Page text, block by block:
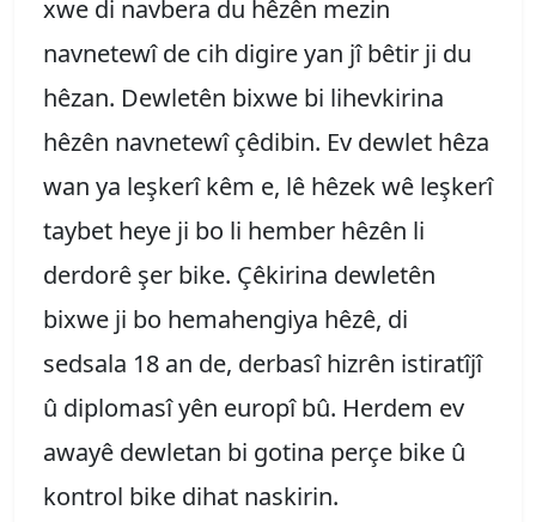
xwe di navbera du hêzên mezin
navnetewî de cih digire yan jî bêtir ji du
hêzan. Dewletên bixwe bi lihevkirina
hêzên navnetewî çêdibin. Ev dewlet hêza
wan ya leşkerî kêm e, lê hêzek wê leşkerî
taybet heye ji bo li hember hêzên li
derdorê şer bike. Çêkirina dewletên
bixwe ji bo hemahengiya hêzê, di
sedsala 18 an de, derbasî hizrên istiratîjî
û diplomasî yên europî bû. Herdem ev
awayê dewletan bi gotina perçe bike û
kontrol bike dihat naskirin.